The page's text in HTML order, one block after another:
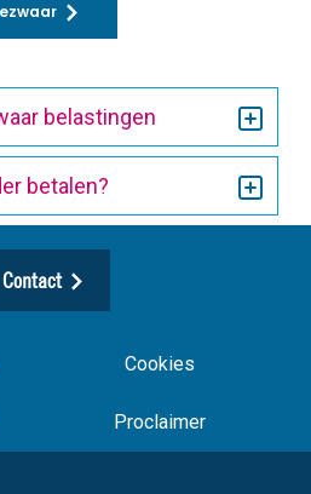
belastingen
betalen?
Contact
Cookies
Proclaimer